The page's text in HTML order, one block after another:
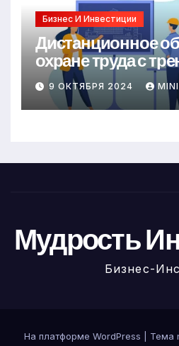
Бизнес И Инвестиции
Дистанционное
охране труда с
онлайн
9 ОКТЯБРЯ 2024
Мудрость
Бизнес-
На платформе WordPress Тема